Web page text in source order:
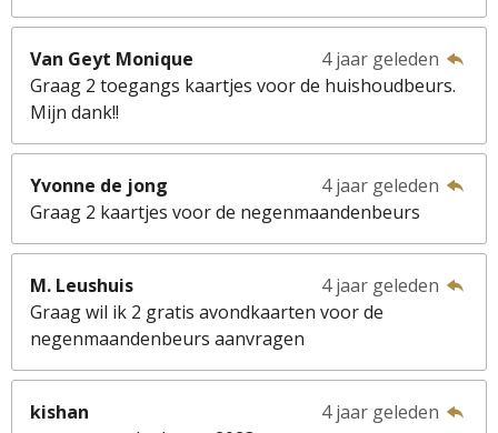
Van Geyt Monique
4 jaar geleden
Graag 2 toegangs kaartjes voor de huishoudbeurs.
Mijn dank!!
Yvonne de jong
4 jaar geleden
Graag 2 kaartjes voor de negenmaandenbeurs
M. Leushuis
4 jaar geleden
Graag wil ik 2 gratis avondkaarten voor de
negenmaandenbeurs aanvragen
kishan
4 jaar geleden